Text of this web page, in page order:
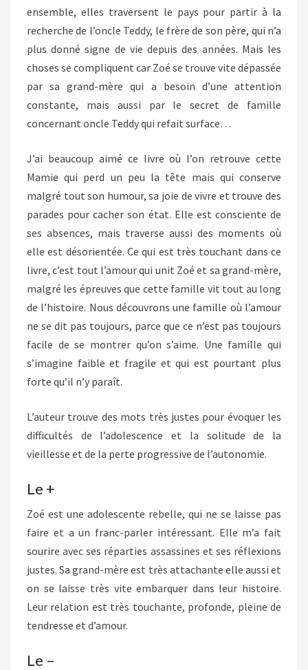
ensemble, elles traversent le pays pour partir à la
recherche de l’oncle Teddy, le frère de son père, qui n’a
plus donné signe de vie depuis des années. Mais les
choses se compliquent car Zoé se trouve vite dépassée
par sa grand-mère qui a besoin d’une attention
constante, mais aussi par le secret de famille
concernant oncle Teddy qui refait surface…
J’ai beaucoup aimé ce livre où l’on retrouve cette
Mamie qui perd un peu la tête mais qui conserve
malgré tout son humour, sa joie de vivre et trouve des
parades pour cacher son état. Elle est consciente de
ses absences, mais traverse aussi des moments où
elle est désorientée. Ce qui est très touchant dans ce
livre, c’est tout l’amour qui unit Zoé et sa grand-mère,
malgré les épreuves que cette famille vit tout au long
de l’histoire. Nous découvrons une famille où l’amour
ne se dit pas toujours, parce que ce n’est pas toujours
facile de se montrer qu’on s’aime. Une famille qui
s’imagine faible et fragile et qui est pourtant plus
forte qu’il n’y paraît.
L’auteur trouve des mots très justes pour évoquer les
difficultés de l’adolescence et la solitude de la
vieillesse et de la perte progressive de l’autonomie.
Le +
Zoé est une adolescente rebelle, qui ne se laisse pas
faire et a un franc-parler intéressant. Elle m’a fait
sourire avec ses réparties assassines et ses réflexions
justes. Sa grand-mère est très attachante elle aussi et
on se laisse très vite embarquer dans leur histoire.
Leur relation est très touchante, profonde, pleine de
tendresse et d’amour.
Le –